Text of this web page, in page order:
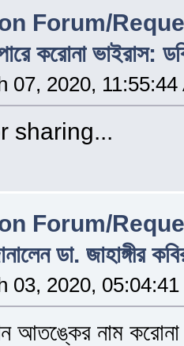
Forum/
করোনা ভাইরাস:
07, 2020, 11:55:44
sharing...
Forum/
ডা. জাহাঙ্গীর
03, 2020,
আতঙ্কের নাম